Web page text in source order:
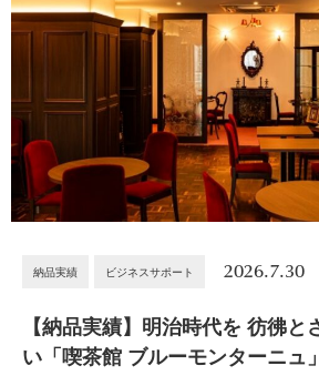
納品実績 ビジネスサポート 2026.7.30
【納品実績】明治時代を 彷彿と
い「喫茶館 ブルーモンターニュ